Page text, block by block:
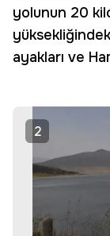
yolunun 20
ayakları ve
2